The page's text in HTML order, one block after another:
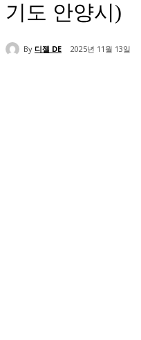
기도 안양시)
By 디젤 DE 2025년 11월 13일